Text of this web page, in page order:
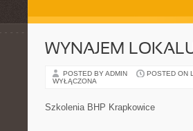
WYNAJEM
POSTED BY ADMIN POSTED ON
WYŁĄCZONA
Szkolenia BHP Krapkowice